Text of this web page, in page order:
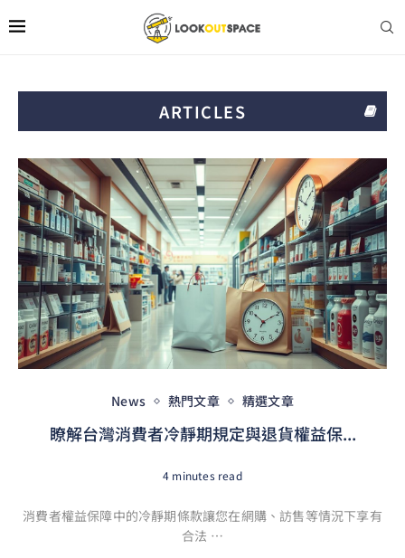
ARTICLES
News 熱門文章 精選文章
瞭解台灣消費者冷靜期規定與退貨權益保...
4 minutes read
消費者權益保障中的冷靜期條款讓您在網購、訪售等情況下享有
合法 …